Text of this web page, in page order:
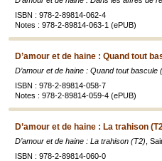
ISBN : 978-2-89814-062-4
Notes : 978-2-89814-063-1 (ePUB)
D’amour et de haine : Quand tout
D’amour et de haine : Quand tout bascule
ISBN : 978-2-89814-058-7
Notes : 978-2-89814-059-4 (ePUB)
D’amour et de haine : La trahison
D’amour et de haine : La trahison (T2) ,
ISBN : 978-2-89814-060-0